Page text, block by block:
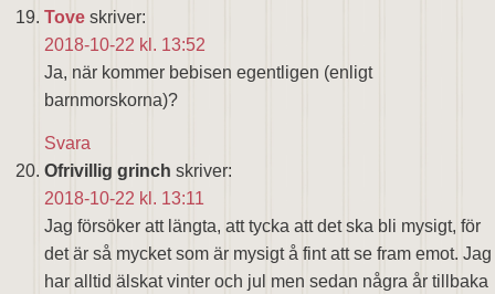
Tove skriver:
2018-10-22 kl. 13:52
Ja, när kommer bebisen egentligen (enligt
barnmorskorna)?
Svara
Ofrivillig grinch skriver:
2018-10-22 kl. 13:11
Jag försöker att längta, att tycka att det ska bli mysigt, för
det är så mycket som är mysigt å fint att se fram emot. Jag
har alltid älskat vinter och jul men sedan några år tillbaka